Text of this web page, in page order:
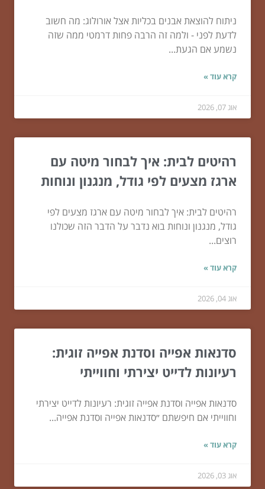
ניתוח להוצאת אבנים בכליות אצל אורולוג: מה חשוב
לדעת לפני - ולמה זה הרבה פחות דרמטי ממה שזה
נשמע אם הגעת...
קרא עוד »
אוג 07, 2026
רהיטים לבית: איך לבחור מיטה עם
ארגז מצעים לפי גודל, מנגנון ונוחות
רהיטים לבית: איך לבחור מיטה עם ארגז מצעים לפי
גודל, מנגנון ונוחות בוא נדבר על הדבר הזה שכולנו
רוצים...
קרא עוד »
אוג 04, 2026
סדנאות אפייה וסדנת אפייה זוגית:
רעיונות לדייט יצירתי וחווייתי
סדנאות אפייה וסדנת אפייה זוגית: רעיונות לדייט יצירתי
וחווייתי אם חיפשתם ״סדנאות אפייה וסדנת אפייה...
קרא עוד »
אוג 03, 2026